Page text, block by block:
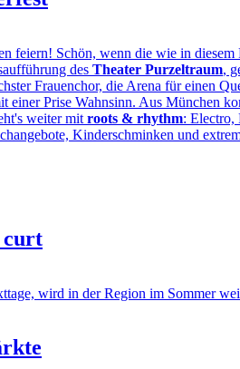
feiern! Schön, wenn die wie in
des Theater Purzeltraum,
Frauenchor, die Arena für einen
Prise Wahnsinn. Aus München
weiter mit roots & rhythm: Electro,
Kinderschminken und
curt
wird in der Region im Sommer